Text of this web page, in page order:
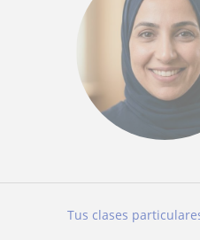
Tus clases